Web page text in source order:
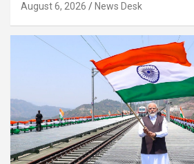
August 6, 2026 News Desk